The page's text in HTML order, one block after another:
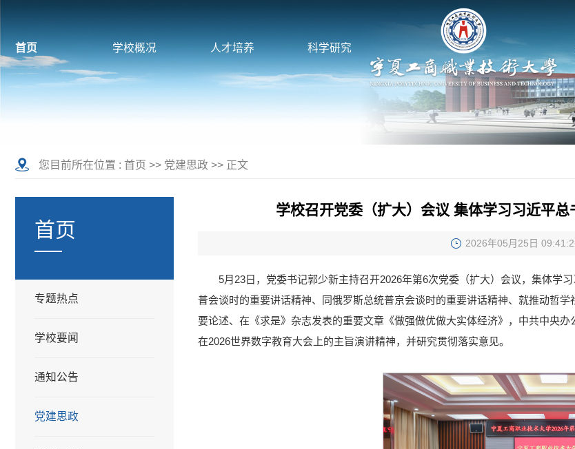
首页 学校概况 人才培养 科学研究
您目前所在位置 : 首页 >> 党建思政 >> 正文
首页
专题热点
学校要闻
通知公告
党建思政
学校召开党委（扩大）会议 集体学习习近平
2026年05月25日
5月23日，党委书记郭少新主持召开2026年第6次党委（扩大）会议，集体学
普会谈时的重要讲话精神、同俄罗斯总统普京会谈时的重要讲话精神、就推动哲
要论述、在《求是》杂志发表的重要文章《做强做优做大实体经济》，中共中央
在2026世界数字教育大会上的主旨演讲精神，并研究贯彻落实意见。